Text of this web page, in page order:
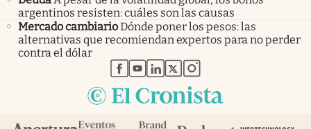
argentinos resisten: cuáles son las causas
Mercado cambiarioDónde poner los pesos: las
alternativas que recomiendan expertos para no perder
contra el dólar
abre en nueva pestaña
abre en nueva pestaña
abre en nueva pestaña
abre en nueva pestaña
abre en nueva pestaña